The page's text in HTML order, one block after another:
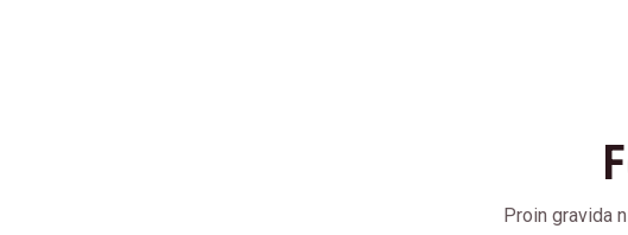
Proin gravida